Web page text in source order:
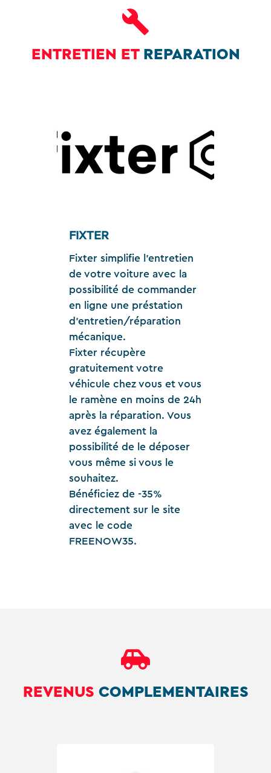
ENTRETIEN ET REPARATION
FIXTER
Fixter simplifie l'entretien
de votre voiture avec la
possibilité de commander
en ligne une préstation
d'entretien/réparation
mécanique.
Fixter récupère
gratuitement votre
véhicule chez vous et vous
le ramène en moins de 24h
après la réparation. Vous
avez également la
possibilité de le déposer
vous même si vous le
souhaitez.
Bénéficiez de -35%
directement sur le site
avec le code
FREENOW35.
REVENUS COMPLEMENTAIRES